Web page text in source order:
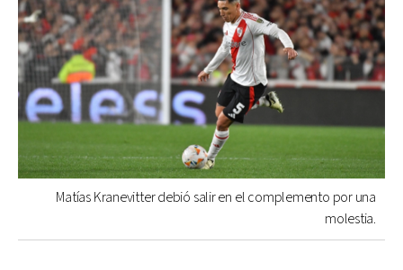
Matías Kranevitter debió salir en el complemento por una
molestia.